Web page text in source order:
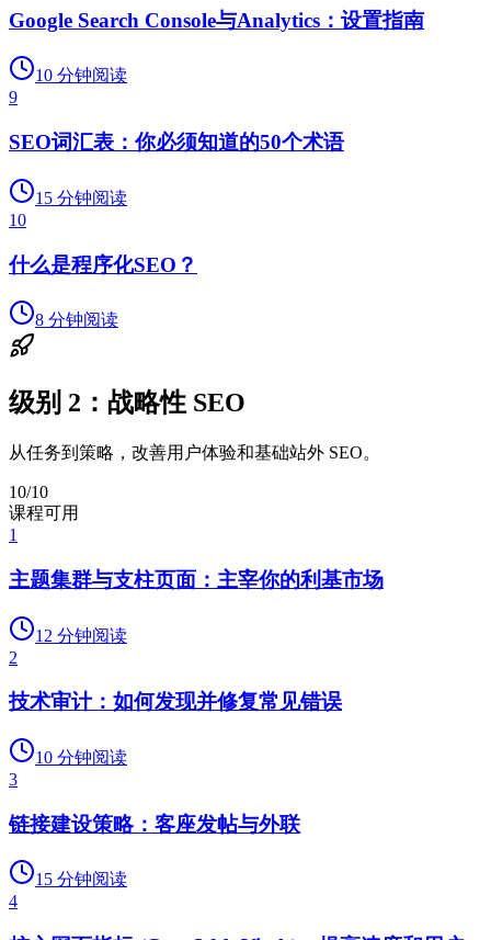
Google Search Console与Analytics：设置指南
10 分钟阅读
9
SEO词汇表：你必须知道的50个术语
15 分钟阅读
10
什么是程序化SEO？
8 分钟阅读
级别 2：战略性 SEO
从任务到策略，改善用户体验和基础站外 SEO。
10/10
课程可用
1
主题集群与支柱页面：主宰你的利基市场
12 分钟阅读
2
技术审计：如何发现并修复常见错误
10 分钟阅读
3
链接建设策略：客座发帖与外联
15 分钟阅读
4